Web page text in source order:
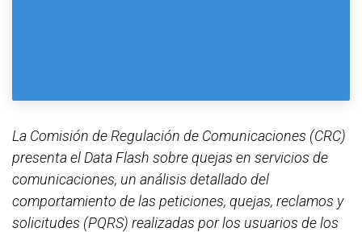
La Comisión de Regulación de Comunicaciones (CRC)
presenta el Data Flash sobre quejas en servicios de
comunicaciones, un análisis detallado del
comportamiento de las peticiones, quejas, reclamos y
solicitudes (PQRS) realizadas por los usuarios de los